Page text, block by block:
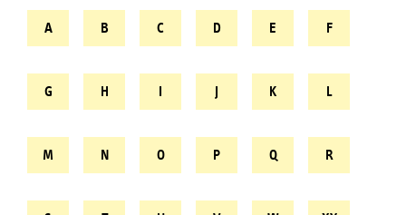
A B C D E F
G H I J K L
M N O P Q R